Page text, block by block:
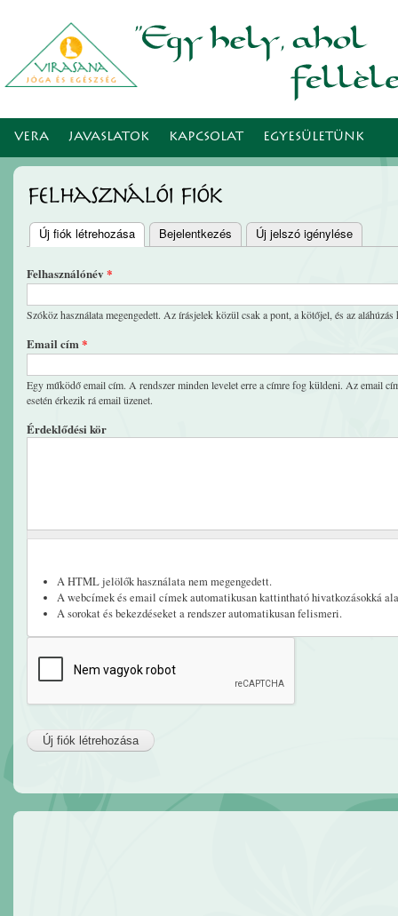
VERA JAVASLATOK KAPCSOLAT EGYESÜLETÜNK
Felhasználói fiók
Elsődleges fülek
Új fiók létrehozása (aktív fül)
Bejelentkezés Új jelszó igénylése
Felhasználónév *
Szóköz használata megengedett. Az írásjelek közül csak a pont, a kötőjel, és az aláhúzás
Email cím*
Egy működő email cím. A rendszer minden levelet erre a címre fog küldeni. Az email
esetén érkezik rá email üzenet.
Érdeklődési kör
A HTML jelölők használata nem megengedett.
A webcímek és email címek automatikusan kattintható hivatkozásokká
A sorokat és bekezdéseket a rendszer automatikusan felismeri.